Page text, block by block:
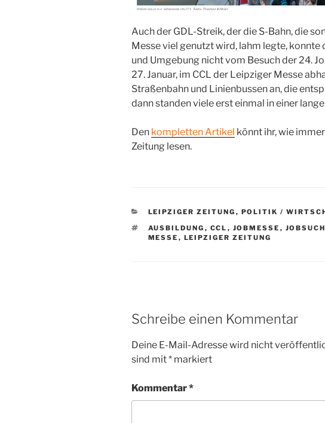
Auch der GDL-Streik, der die S-Bahn, die
Messe viel genutzt wird, lahm legte, konnte
und Umgebung nicht vom Besuch der 24.
27. Januar, im CCL der Leipziger Messe
Straßenbahn und Linienbussen an, die
dann standen viele erst einmal in einer
Den kompletten Artikel könnt ihr, wie
Zeitung lesen.
KATEGORIEN
LEIPZIGER ZEITUNG , POLITIK /
SCHLAGWÖRTER
AUSBILDUNG , CCL , JOBMESSE ,
MESSE , LEIPZIGER ZEITUNG
Schreibe einen Kommentar
Deine E-Mail-Adresse wird nicht
sind mit* markiert
Kommentar*